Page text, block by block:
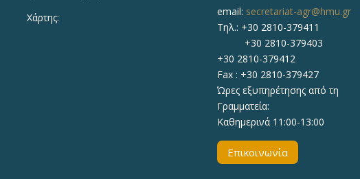
Χάρτης:
email: secretariat-agr@hmu.gr
Τηλ.: +30 2810-379411
+30 2810-379403
+30 2810-379412
Fax : +30 2810-379427
Ώρες εξυπηρέτησης από τη
Γραμματεία:
Καθημερινά 11:00-13:00
Επικοινωνία